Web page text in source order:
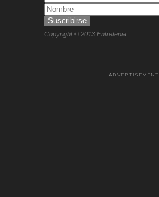
Copyright © 2013 Entretenia
ADVERTISEMENT